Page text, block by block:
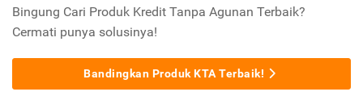
Bingung Cari Produk Kredit Tanpa Agunan Terbaik?
Cermati punya solusinya!
Bandingkan Produk KTA Terbaik!